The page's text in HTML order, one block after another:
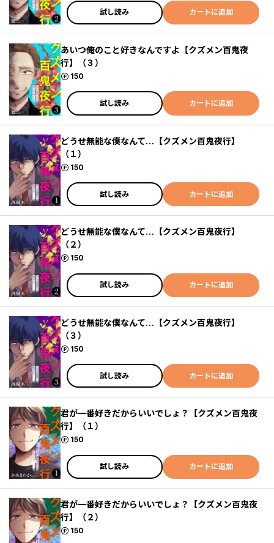
試し読み カートに追加
あいつ俺のこと好きなんですよ【クズメン百鬼夜
行】（３）
150
ポイント
試し読み カートに追加
どうせ無能な僕なんて…【クズメン百鬼夜行】
（１）
150
ポイント
試し読み カートに追加
どうせ無能な僕なんて…【クズメン百鬼夜行】
（２）
150
ポイント
試し読み カートに追加
どうせ無能な僕なんて…【クズメン百鬼夜行】
（３）
150
ポイント
試し読み カートに追加
君が一番好きだからいいでしょ？【クズメン百鬼夜
行】（１）
150
ポイント
試し読み カートに追加
君が一番好きだからいいでしょ？【クズメン百鬼夜
行】（２）
150
ポイント